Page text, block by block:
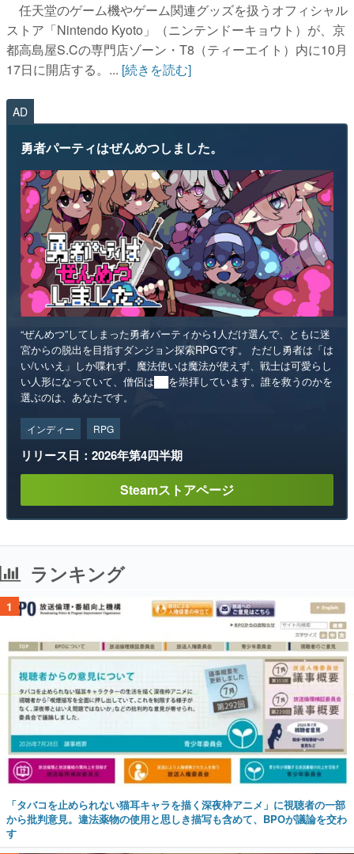
任天堂のゲーム機やゲーム関連グッズを扱うオフィシャル
ストア「Nintendo Kyoto」（ニンテンドーキョウト）が、京
都高島屋S.Cの専門店ゾーン・T8（ティーエイト）内に10月
17日に開店する。... [続きを読む]
AD
勇者パーティはぜんめつしました。
“ぜんめつ”してしまった勇者パーティから1人だけ選んで、ともに迷
宮からの脱出を目指すダンジョン探索RPGです。 ただし勇者は「は
い/いいえ」しか喋れず、魔法使いは魔法が使えず、戦士は可愛らし
い人形になっていて、僧侶は██を崇拝しています。誰を救うのかを
選ぶのは、あなたです。
インディー RPG
リリース日：2026年第4四半期
Steamストアページ
ランキング
1
「タバコを止められない猫耳キャラを描く深夜枠アニメ」に視聴者の一部
から批判意見。違法薬物の使用と思しき描写も含めて、BPOが議論を交わ
す